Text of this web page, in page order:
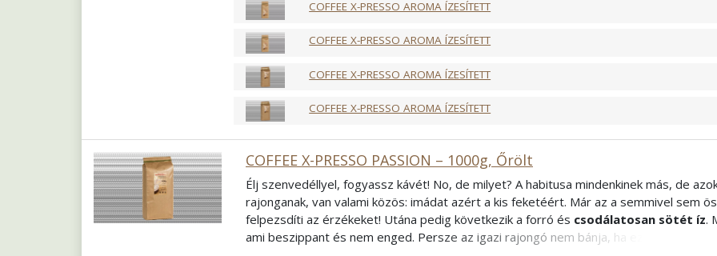
COFFEE X-PRESSO AROMA ÍZESÍTETT
COFFEE X-PRESSO AROMA ÍZESÍTETT
COFFEE X-PRESSO AROMA ÍZESÍTETT
COFFEE X-PRESSO AROMA ÍZESÍTETT
COFFEE X-PRESSO PASSION – 1000g, Őrölt
Élj szenvedéllyel, fogyassz kávét! No, de milyet? A habitusa mindenkinek más, de
rajonganak, van valami közös: imádat azért a kis feketéért. Már az a semmivel sem
felpezsdíti az érzékeket! Utána pedig következik a forró és csodálatosan sötét íz.
ami beszippant és nem enged. Persze az igazi rajongó nem bánja, ha ez a varázslat